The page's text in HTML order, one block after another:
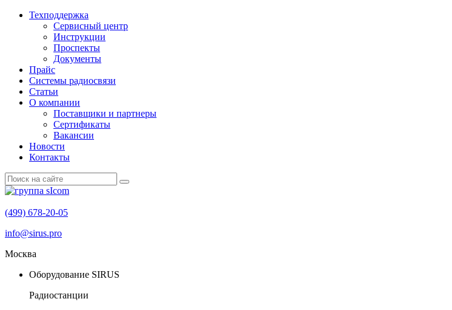
Техподдержка
Сервисный центр
Инструкции
Проспекты
Документы
Прайс
Системы радиосвязи
Статьи
О компании
Поставщики и партнеры
Cертификаты
Вакансии
Новости
Контакты
(499) 678-20-05
info@sirus.pro
Москва
Оборудование SIRUS
Радиостанции